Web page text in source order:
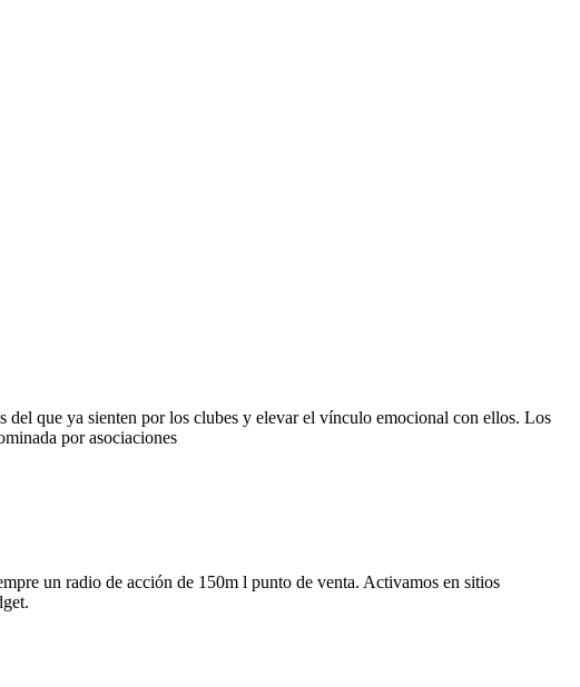
que ya sienten por los clubes y elevar el vínculo emocional con ellos. Los
por asociaciones
un radio de acción de 150m l punto de venta. Activamos en sitios